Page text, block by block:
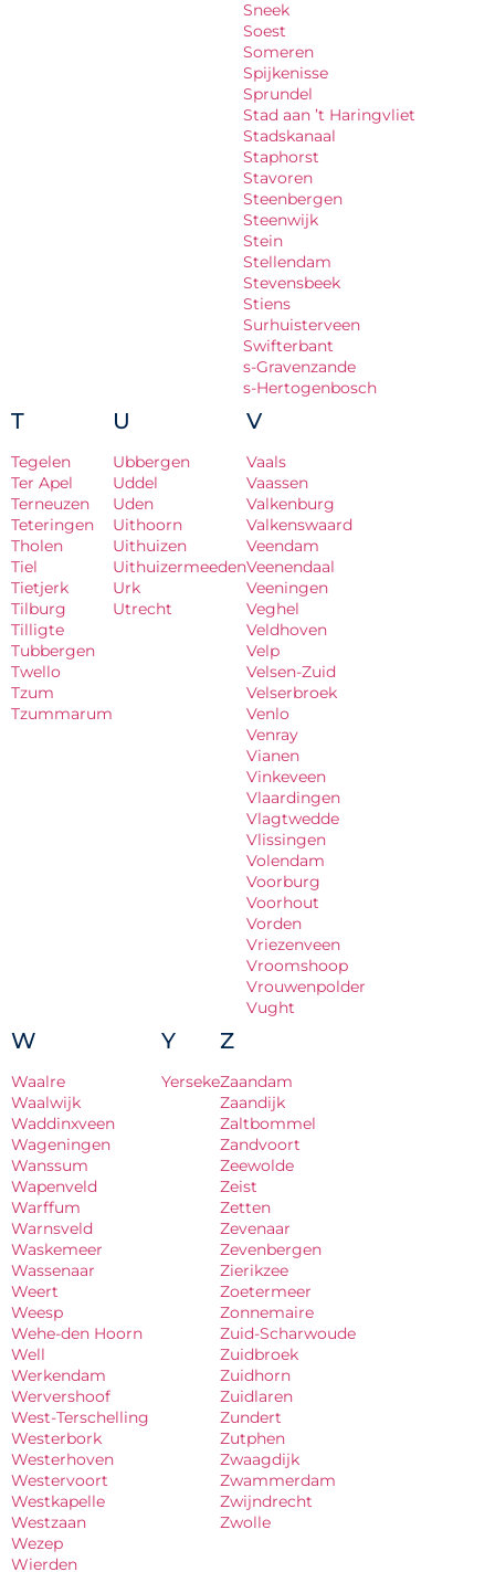
Sneek
Soest
Someren
Spijkenisse
Sprundel
Stad aan ’t Haringvliet
Stadskanaal
Staphorst
Stavoren
Steenbergen
Steenwijk
Stein
Stellendam
Stevensbeek
Stiens
Surhuisterveen
Swifterbant
s-Gravenzande
s-Hertogenbosch
T
Tegelen
Ter Apel
Terneuzen
Teteringen
Tholen
Tiel
Tietjerk
Tilburg
Tilligte
Tubbergen
Twello
Tzum
Tzummarum
U
Ubbergen
Uddel
Uden
Uithoorn
Uithuizen
Uithuizermeeden
Urk
Utrecht
V
Vaals
Vaassen
Valkenburg
Valkenswaard
Veendam
Veenendaal
Veeningen
Veghel
Veldhoven
Velp
Velsen-Zuid
Velserbroek
Venlo
Venray
Vianen
Vinkeveen
Vlaardingen
Vlagtwedde
Vlissingen
Volendam
Voorburg
Voorhout
Vorden
Vriezenveen
Vroomshoop
Vrouwenpolder
Vught
W
Waalre
Waalwijk
Waddinxveen
Wageningen
Wanssum
Wapenveld
Warffum
Warnsveld
Waskemeer
Wassenaar
Weert
Weesp
Wehe-den Hoorn
Well
Werkendam
Wervershoof
West-Terschelling
Westerbork
Westerhoven
Westervoort
Westkapelle
Westzaan
Wezep
Wierden
Y
Yerseke
Z
Zaandam
Zaandijk
Zaltbommel
Zandvoort
Zeewolde
Zeist
Zetten
Zevenaar
Zevenbergen
Zierikzee
Zoetermeer
Zonnemaire
Zuid-Scharwoude
Zuidbroek
Zuidhorn
Zuidlaren
Zundert
Zutphen
Zwaagdijk
Zwammerdam
Zwijndrecht
Zwolle